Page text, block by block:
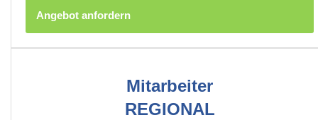
Angebot anfordern
Mitarbeiter
REGIONAL